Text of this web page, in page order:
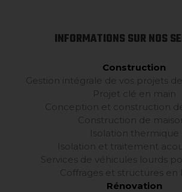
INFORMATIONS SUR NOS
Construction
Gestion intégrale de vos projets
Projet clé en main
Conception et construction
Construction de
Isolation thermique
Isolation et traitement
Services de véhicules lourds
Coffrages et structures en
Rénovation